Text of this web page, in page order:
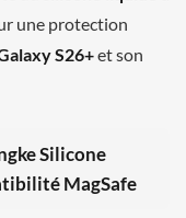
une protection
S26+et son
Silicone
MagSafe